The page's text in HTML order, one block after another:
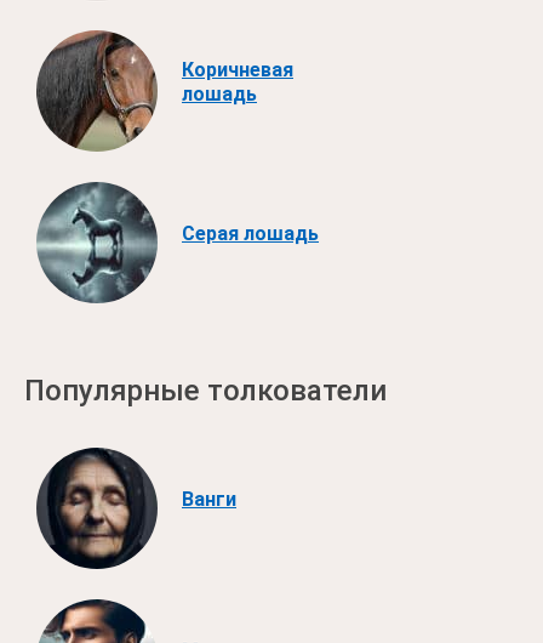
Коричневая
лошадь
Серая лошадь
Популярные толкователи
Ванги